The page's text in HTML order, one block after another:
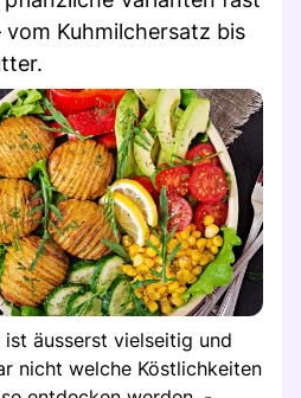
vom Kuhmilchersatz bis
ist äusserst vielseitig und
nicht welche Köstlichkeiten